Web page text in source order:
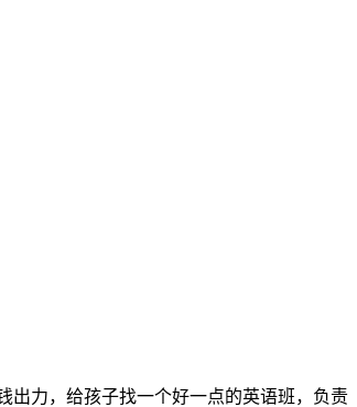
出力，给孩子找一个好一点的英语班，负责